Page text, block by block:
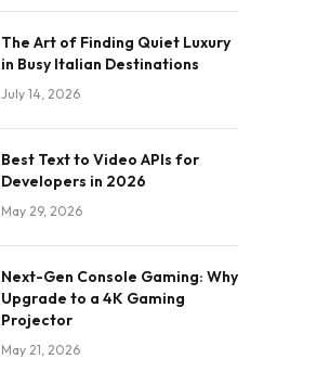
The Art of Finding Quiet Luxury
in Busy Italian Destinations
July 14, 2026
Best Text to Video APIs for
Developers in 2026
May 29, 2026
Next-Gen Console Gaming: Why
Upgrade to a 4K Gaming
Projector
May 21, 2026